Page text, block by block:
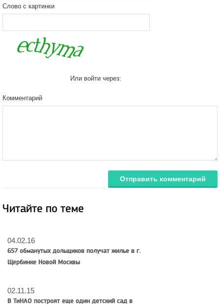
Слово с картинки
Или войти через:
Комментарий
Отправить комментарий
Читайте по теме
04.02.16
657 обманутых дольщиков получат жилье в г.
Щербинке Новой Москвы
02.11.15
В ТиНАО построят еще один детский сад в